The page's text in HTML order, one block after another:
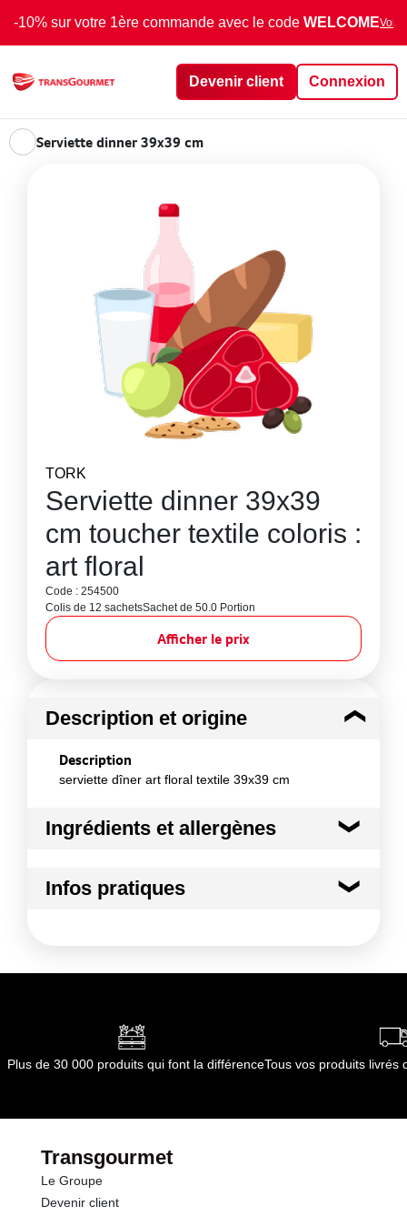
-10% sur votre 1ère commande avec le code WELCOMEVoir
Devenir client Connexion
Serviette dinner 39x39 cm
TORK
Serviette dinner 39x39
cm toucher textile coloris :
art floral
Code : 254500
Colis de 12 sachetsSachet de 50.0 Portion
Afficher le prix
Description et origine
Description
serviette dîner art floral textile 39x39 cm
Ingrédients et allergènes
non applicable
Infos pratiques
Durée totale du produit :non applicable
Opérations
Plus de 30 000 produits qui font la différenceTous vos produits livrés
Transgourmet
Le Groupe
Devenir client